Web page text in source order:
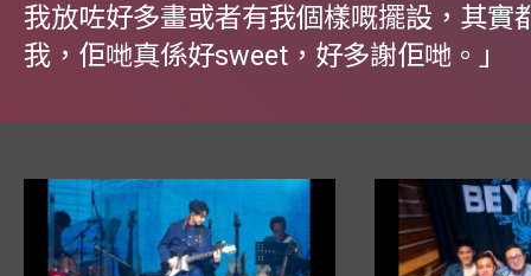
我放咗好多畫或者有我個樣嘅擺設，其實
我，佢哋真係好sweet，好多謝佢哋。」